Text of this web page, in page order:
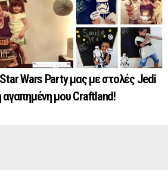
Wars Party μας με στολές Jedi
μου Craftland!